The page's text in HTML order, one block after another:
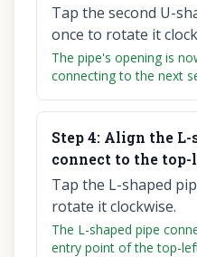
Tap the second U-
once to rotate it
The pipe's opening is
connecting to the next
Step4: Align the L-
connect to the
Tap the L-shaped
rotate it clockwise.
The L-shaped pipe
entry point of the top-